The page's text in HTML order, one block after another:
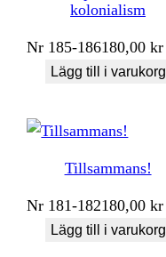
kolonialism
Nr 185-186180,00kr
Lägg till i varukorg
Tillsammans!
Nr 181-182180,00kr
Lägg till i varukorg